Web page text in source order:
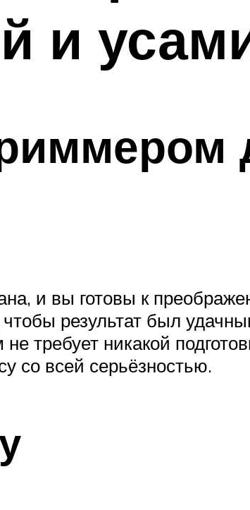
и
и вы готовы к
чтобы результат был
требует никакой
со всей серьёзностью.